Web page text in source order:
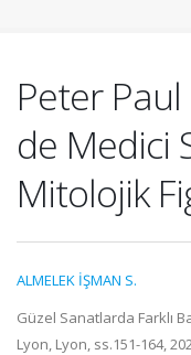
Peter
de Medici
Mitolojik
ALMELEK İŞMAN S.
Güzel Sanatlarda Farklı
Lyon, Lyon, ss.151-164,